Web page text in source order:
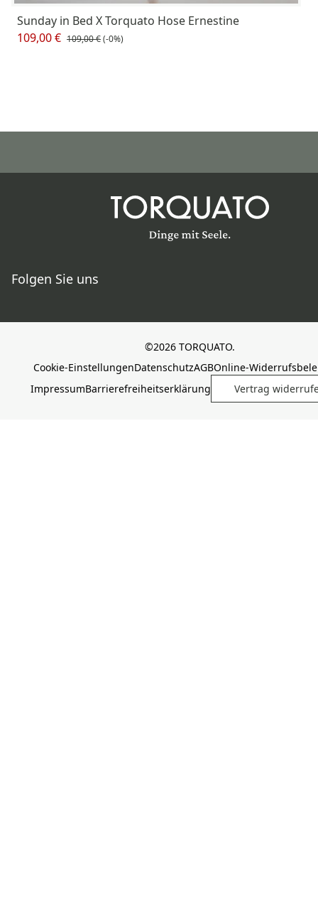
Sunday in Bed X Torquato Hose Ernestine
109,00 € 109,00 €(-0%)
Folgen Sie uns
©2026 TORQUATO.
Cookie-EinstellungenDatenschutzAGBOnline-
ImpressumBarrierefreiheitserklärung Vertrag